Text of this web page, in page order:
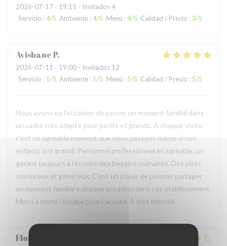
2026-07-17 - 19:15 - Invitados 4
Servicio : 4/5 Ambiente : 4/5 Menú : 4/5 Calidad / Precio : 3/5
AvishaneP
2026-07-11 - 19:00 - Invitados 12
Servicio : 5/5 Ambiente : 5/5 Menú : 5/5 Calidad / Precio : 5/5
Nous avons eu l'occasion de passer un moment familial dans
un cadre très adapté pour petits et grands. À chaque visite,
c'est un agréable moment que nous passons même si nos
enfants ont grandi. Personnel professionnel et agréable, un
gérant toujours à l'écoute des besoins culinaires. Des plats
savoureux et généreux. C'est un plaisir de pouvoir partager
un moment familial à chaque occasion dans cet établissement.
Merci à toute l'équipe pour l'accueil. À très bientôt.
Florent